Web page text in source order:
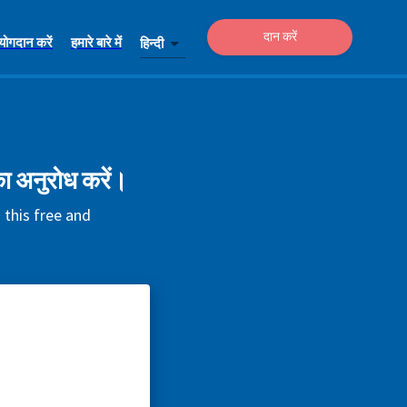
करें हमारे बारे में हिन्दी दान करें
अनुरोध करें।
free and